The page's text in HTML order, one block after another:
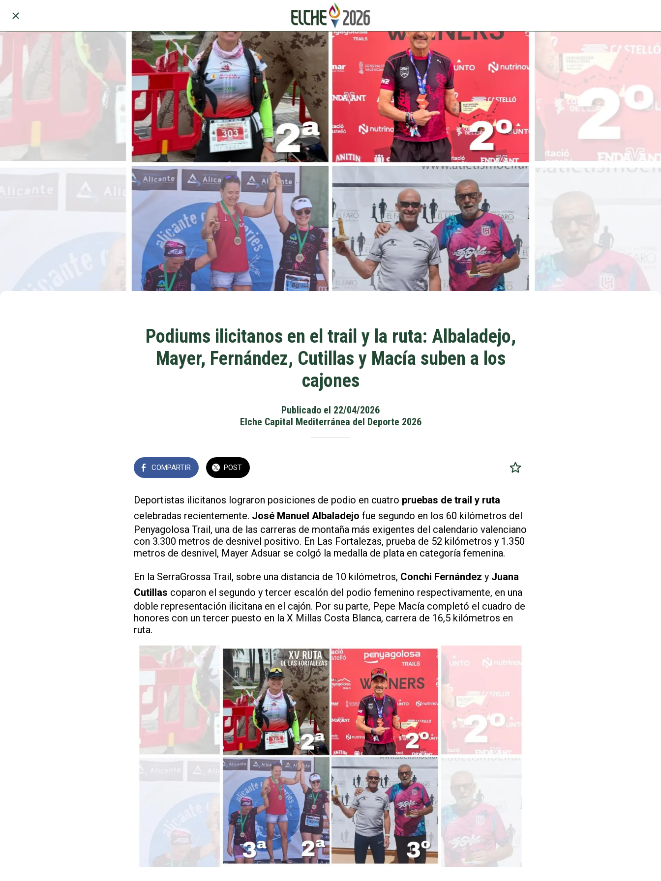
Podiums ilicitanos en el trail y la ruta: Albaladejo,
Mayer, Fernández, Cutillas y Macía suben a los
cajones
Publicado el 22/04/2026
Elche Capital Mediterránea del Deporte 2026
COMPARTIR POST
Deportistas ilicitanos lograron posiciones de podio en cuatro pruebas de trail y ruta
celebradas recientemente. José Manuel Albaladejo fue segundo en los 60 kilómetros del
Penyagolosa Trail, una de las carreras de montaña más exigentes del calendario valenciano
con 3.300 metros de desnivel positivo. En Las Fortalezas, prueba de 52 kilómetros y 1.350
metros de desnivel, Mayer Adsuar se colgó la medalla de plata en categoría femenina.
En la SerraGrossa Trail, sobre una distancia de 10 kilómetros, Conchi Fernández y Juana
Cutillas coparon el segundo y tercer escalón del podio femenino respectivamente, en una
doble representación ilicitana en el cajón. Por su parte, Pepe Macía completó el cuadro de
honores con un tercer puesto en la X Millas Costa Blanca, carrera de 16,5 kilómetros en
ruta.